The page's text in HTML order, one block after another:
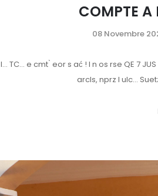
COMPTE A
08 Novembre
I… TC… e cmt ̀ eor s ać ! l n os rse QE 7
arcls, nprz l ulc…